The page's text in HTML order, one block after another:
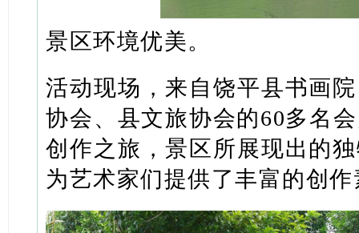
景区环境优美。
活动现场，来自饶平县书画
协会、县文旅协会的60多名
创作之旅，景区所展现出的
为艺术家们提供了丰富的创